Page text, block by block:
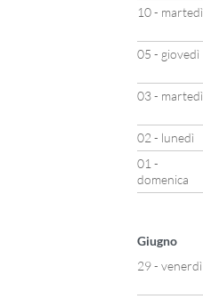
10 - martedì
05 - giovedì
03 - martedì
02 - lunedì
01 -
domenica
Giugno
29 - venerdì